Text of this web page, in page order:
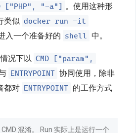
["PHP", "-a"] 。使用这种形
类似 docker run -it
入一个准备好的 shell 中。
况下以 CMD ["param",
ENTRYPOINT 协同使用，除非
都对 ENTRYPOINT 的工作方式
CMD 混淆。 Run 实际上是运行一个